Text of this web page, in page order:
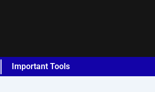
Important Tools